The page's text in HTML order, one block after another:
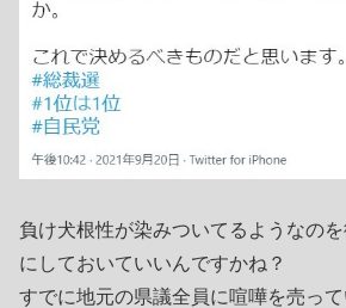
負け犬根性が染みついてるようなの
にしておいていいんですかね？
すでに地元の県議全員に喧嘩を売って